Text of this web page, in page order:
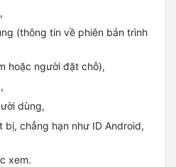
(thông tin về phiên bản trình
hoặc người đặt chỗ),
dùng,
bị, chẳng hạn như ID Android,
xem.